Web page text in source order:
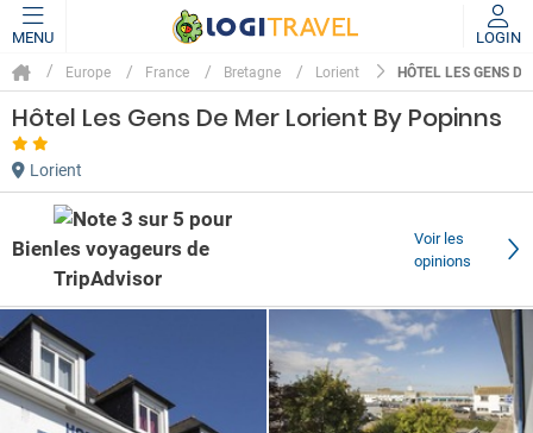
MENU LOGIN
Europe France Bretagne Lorient HÔTEL LES GENS
Hôtel Les Gens De Mer Lorient By Popinns
Lorient
Bien
Voir les
opinions